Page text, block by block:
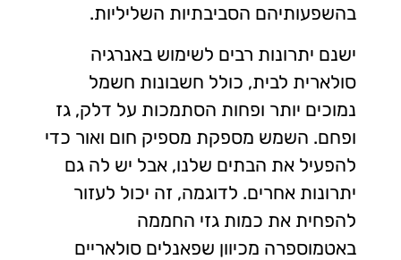
בהשפעותיהם הסביבתיות השליליות.
ישנם יתרונות רבים לשימוש באנרגיה
סולארית לבית, כולל חשבונות חשמל
נמוכים יותר ופחות הסתמכות על דלק, גז
ופחם. השמש מספקת מספיק חום ואור כדי
להפעיל את הבתים שלנו, אבל יש לה גם
יתרונות אחרים. לדוגמה, זה יכול לעזור
להפחית את כמות גזי החממה
באטמוספרה מכיוון שפאנלים סולאריים